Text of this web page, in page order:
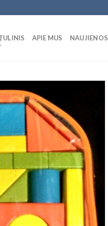
APIE MUS NAUJIENOS
Wishlist